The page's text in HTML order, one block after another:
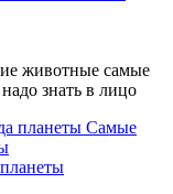
животные самые
знать в лицо
Самые